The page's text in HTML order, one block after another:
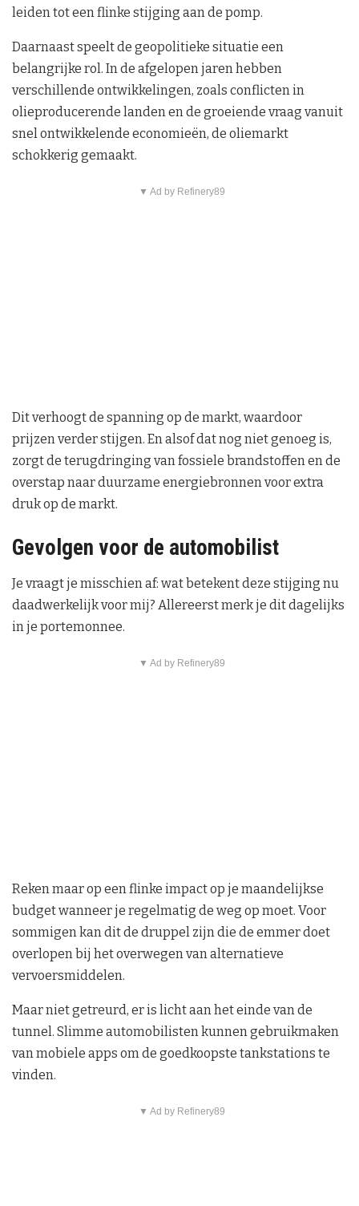
leiden tot een flinke stijging aan de pomp.
Daarnaast speelt de geopolitieke situatie een
belangrijke rol. In de afgelopen jaren hebben
verschillende ontwikkelingen, zoals conflicten in
olieproducerende landen en de groeiende vraag vanuit
snel ontwikkelende economieën, de oliemarkt
schokkerig gemaakt.
▼ Ad by Refinery89
Dit verhoogt de spanning op de markt, waardoor
prijzen verder stijgen. En alsof dat nog niet genoeg is,
zorgt de terugdringing van fossiele brandstoffen en de
overstap naar duurzame energiebronnen voor extra
druk op de markt.
Gevolgen voor de automobilist
Je vraagt je misschien af: wat betekent deze stijging nu
daadwerkelijk voor mij? Allereerst merk je dit dagelijks
in je portemonnee.
▼ Ad by Refinery89
Reken maar op een flinke impact op je maandelijkse
budget wanneer je regelmatig de weg op moet. Voor
sommigen kan dit de druppel zijn die de emmer doet
overlopen bij het overwegen van alternatieve
vervoersmiddelen.
Maar niet getreurd, er is licht aan het einde van de
tunnel. Slimme automobilisten kunnen gebruikmaken
van mobiele apps om de goedkoopste tankstations te
vinden.
▼ Ad by Refinery89